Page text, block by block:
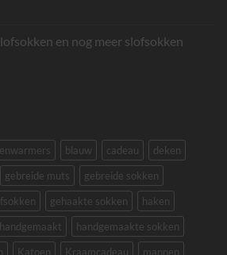
en nog meer slofsokken
blauw cadeau
deken
gebreide muts
gebreide sokken
gehaakte sokken
haken
handgemaakt
handgemaakte sokken
Katoen Kraamcadeau mannen